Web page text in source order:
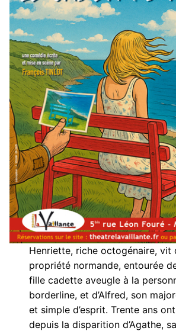
Henriette, riche octogénaire, vit
propriété normande, entourée
fille cadette aveugle à la
borderline, et d’Alfred, son
et simple d’esprit. Trente ans
depuis la disparition d’Agathe,